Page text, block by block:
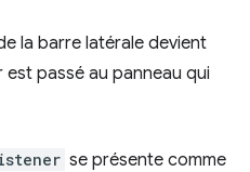
la barre latérale devient
passé au panneau qui
se présente comme